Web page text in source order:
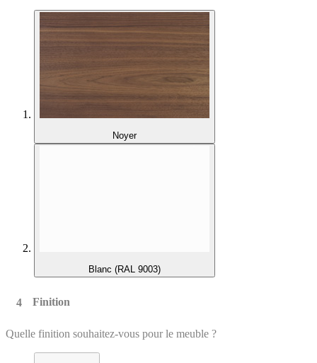
Noyer
Blanc (RAL 9003)
Finition
Quelle finition souhaitez-vous pour le meuble ?